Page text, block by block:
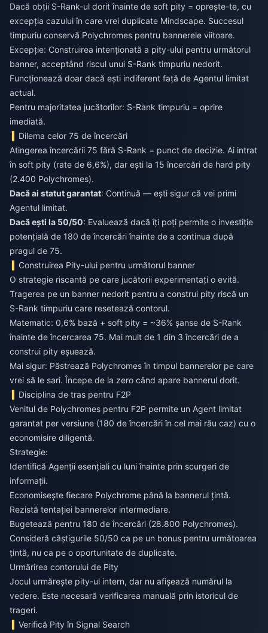
Dacă obții S-Rank-ul dorit înainte de soft pity = oprește-te, cu
excepția cazului în care vrei duplicate Mindscape. Succesul
timpuriu conservă Polychromes pentru bannerele viitoare.
Excepție: Construirea intenționată a pity-ului pentru următorul
banner, acceptând riscul unui S-Rank timpuriu nedorit.
Funcționează doar dacă ești indiferent față de Agentul limitat
actual.
Pentru majoritatea jucătorilor: S-Rank timpuriu = oprire
imediată.
Dilema celor 75 de încercări
Atingerea încercării 75 fără S-Rank = punct de decizie. Ai intrat
în soft pity (rate de 6,6%), dar ești la 15 încercări de hard pity
(2.400 Polychromes).
Dacă ai statut garantat: Continuă — ești sigur că vei primi
Agentul limitat.
Dacă ești la 50/50: Evaluează dacă îți poți permite o investiție
potențială de 180 de încercări înainte de a continua după
pragul de 75.
Construirea Pity-ului pentru următorul banner
O strategie riscantă pe care jucătorii experimentați o evită.
Tragerea pe un banner nedorit pentru a construi pity riscă un
S-Rank timpuriu care resetează contorul.
Matematic: 0,6% bază + soft pity = ~36% șanse de S-Rank
înainte de încercarea 75. Mai mult de 1 din 3 încercări de a
construi pity eșuează.
Mai sigur: Păstrează Polychromes în timpul bannerelor pe care
vrei să le sari. Începe de la zero când apare bannerul dorit.
Disciplina de tras pentru F2P
Venitul de Polychromes pentru F2P permite un Agent limitat
garantat per versiune (180 de încercări în cel mai rău caz) cu o
economisire diligentă.
Strategie:
Identifică Agenții esențiali cu luni înainte prin scurgeri de
informații.
Economisește fiecare Polychrome până la bannerul țintă.
Rezistă tentației bannerelor intermediare.
Bugetează pentru 180 de încercări (28.800 Polychromes).
Consideră câștigurile 50/50 ca pe un bonus pentru următoarea
țintă, nu ca pe o oportunitate de duplicate.
Urmărirea contorului de Pity
Jocul urmărește pity-ul intern, dar nu afișează numărul la
vedere. Este necesară verificarea manuală prin istoricul de
trageri.
Verifică Pity în Signal Search